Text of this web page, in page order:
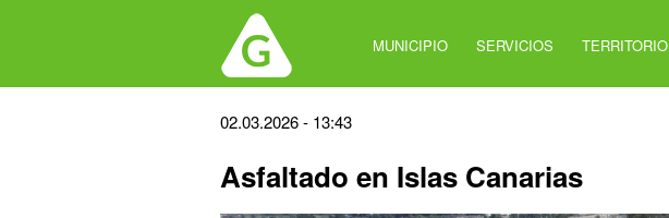
MUNICIPIO SERVICIOS TERRITORIO
Back
top
02.03.2026 - 13:43
Asfaltado en Islas Canarias